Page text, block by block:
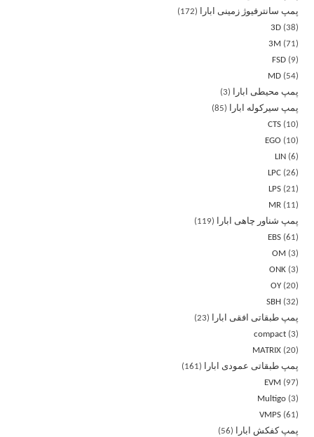
پمپ سانترفیوژ زمینی ابارا
172
3D 38
3M
71
FSD
9
MD
54
پمپ محیطی ابارا
3
پمپ سیرکوله ابارا
85
CTS
10
EGO
10
LIN
6
LPC 26
LPS 21
MR
11
پمپ شناور چاهی ابارا
119
EBS 61
OM
3
ONK 3
OY 20
SBH
32
پمپ طبقاتی افقی ابارا
23
compact 3
MATRIX 20
پمپ طبقاتی عمودی ابارا
161
EVM
97
Multigo 3
VMPS 61
پمپ کفکش ابارا
56